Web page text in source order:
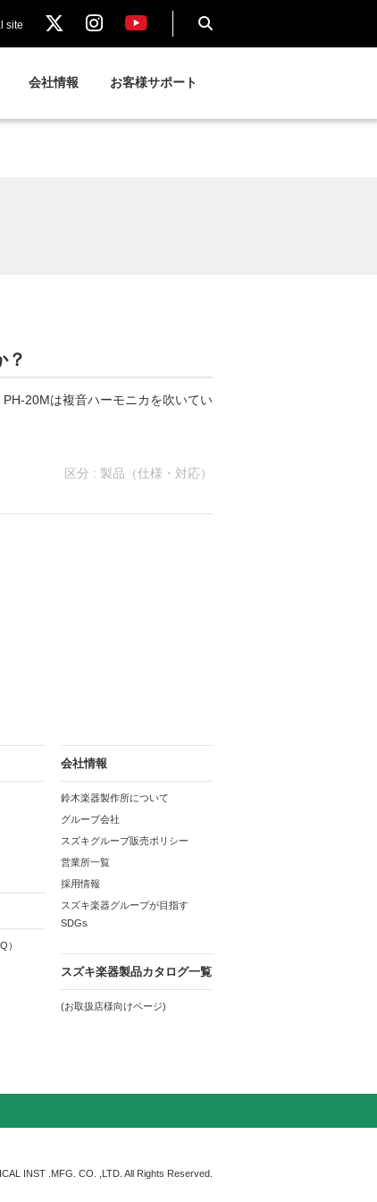
site
会社情報 お客様サポート
？
20Mは複音ハーモニカを吹いてい
区分 : 製品（仕様・対応）
）
会社情報
鈴木楽器製作所について
グループ会社
スズキグループ販売ポリシー
営業所一覧
採用情報
スズキ楽器グループが目指す
SDGs
スズキ楽器製品カタログ一覧
(お取扱店様向けページ)
INST .MFG. CO. ,LTD. All Rights Reserved.